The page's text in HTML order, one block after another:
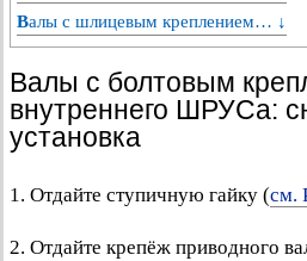
Валы с шлицевым креплением… ↓
Валы с болтовым
внутреннего ШРУСа:
установка
1. Отдайте ступичную гайку (см.
2. Отдайте крепёж приводного